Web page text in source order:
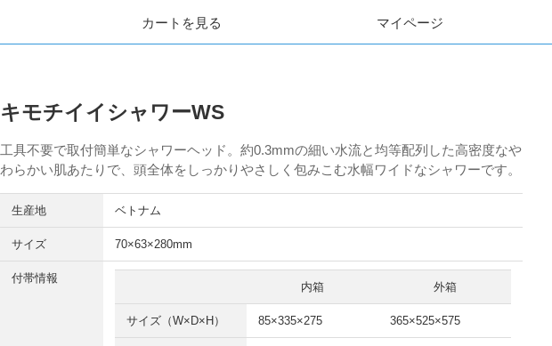
カートを見る マイページ
キモチイイシャワーWS
工具不要で取付簡単なシャワーヘッド。約0.3mmの細い水流と均等配列した高密度なや
わらかい肌あたりで、頭全体をしっかりやさしく包みこむ水幅ワイドなシャワーです。
生産地 ベトナム
サイズ 70×63×280mm
付帯情報
内箱 外箱
サイズ（W×D×H） 85×335×275 365×525×575